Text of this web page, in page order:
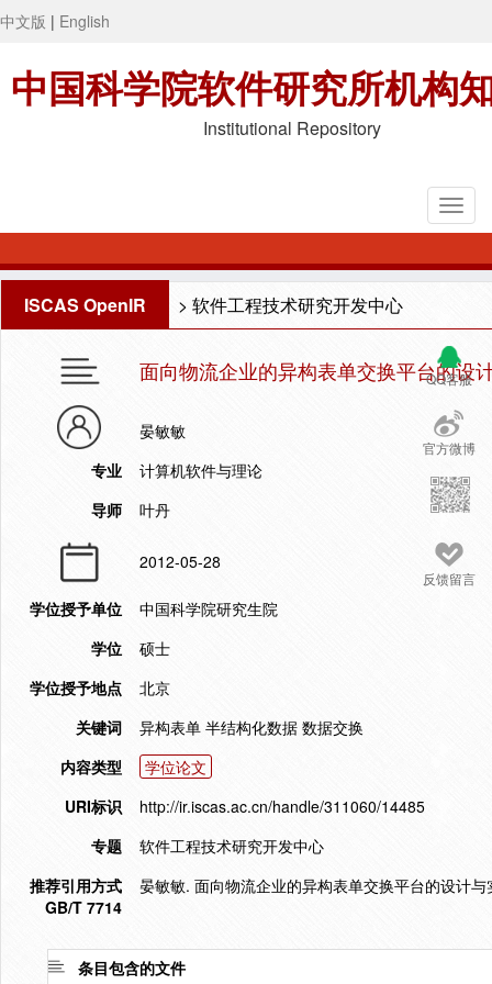
中文版 | English
中国科学院软件研究所机构
Institutional Repository
ISCAS OpenIR > 软件工程技术研究开发中心
QQ客服
官方微博
反馈留言
面向物流企业的异构表单交换平台的设
晏敏敏
专业
计算机软件与理论
导师
叶丹
2012-05-28
学位授予单位
中国科学院研究生院
学位
硕士
学位授予地点
北京
关键词
异构表单 半结构化数据 数据交换
内容类型
学位论文
URI标识
http://ir.iscas.ac.cn/handle/311060/14485
专题
软件工程技术研究开发中心
推荐引用方式
GB/T 7714
晏敏敏. 面向物流企业的异构表单交换平台的设计
条目包含的文件